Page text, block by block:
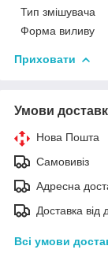
Тип змішувача
Форма виливу
Приховати
Умови
Нова Пошта
Самовивіз
Адресна
Доставка від
Всі умови